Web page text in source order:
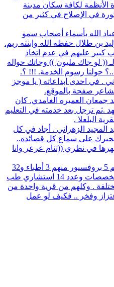
الأنظمة لكافة سكان مدينة
في الإصلاح في كثير من
الله بأسماء أصحاب سمو
بن طلال حفظه الله وابنته ريم.
عليهم في عدم اتخاذ
(( لو جاك مليون )) وجاتك حواله
حولنا رسوم الخدمة. !!! ؟.
. في احدى ابداعاته ( يا موجز
صفحة بالموقع.
جمعان العميره الغامدي. كان
.ثم ترجل بعد خدمته في التعليم
المجيد الزهراني . أجاد في كل
يجبرك على سماع كل قصائده..
في نظري ((تنام عرعر وانا
83 حاملي مؤهلات عليا منهم 5 بروفسيور منهم 3 أطباء و32
يحملون الدكتوراه في عدة تخصصات وعدد 14 استشاري طب
. وكلهم من قرية واحدة من
اعتزاز وفخر .. فكيف لو عمل